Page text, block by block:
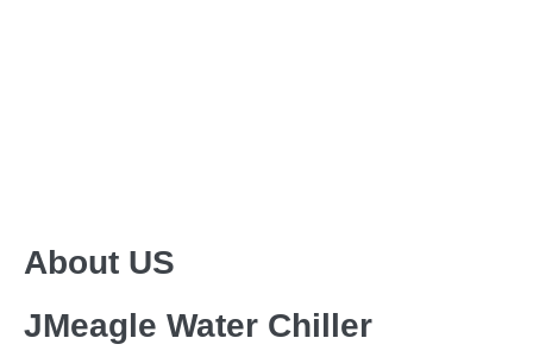
About US
JMeagle Water Chiller